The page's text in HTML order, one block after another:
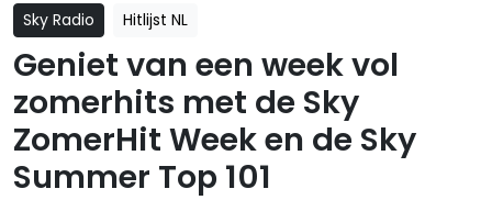
Sky Radio Hitlijst NL
Geniet van een week vol
zomerhits met de Sky
ZomerHit Week en de Sky
Summer Top 101